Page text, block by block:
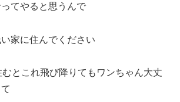
てやると思うんで
家に住んでください
とこれ飛び降りてもワンちゃん大丈